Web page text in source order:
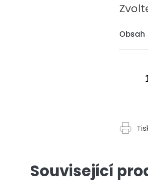
cena:
Obsah
Související